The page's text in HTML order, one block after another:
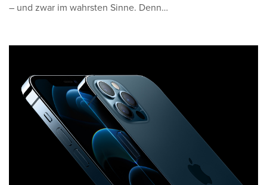
– und zwar im wahrsten Sinne. Denn…